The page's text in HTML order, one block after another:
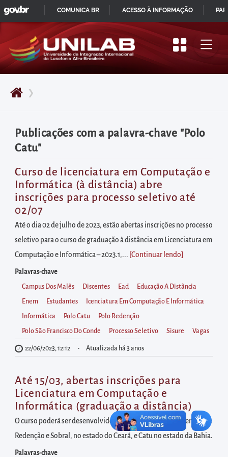
Pular
para
início
do
principal
Acessar
diretamente
o
menu
principal
Acessar
diretamente
à
área
para
realizar
buscas
internas
Acessar
diretamente
informações
postas
no
rodapé
❯
Publicações com a palavra-chave "Polo
Catu"
Curso de licenciatura em Computação e
Informática (à distância) abre
inscrições para processo seletivo até
02/07
Até o dia 02 de julho de 2023, estão abertas inscrições no processo
seletivo para o curso de graduação à distância em Licenciatura em
Computação e Informática – 2023.1,... [Continuar lendo
Palavras-chave
Campus Dos Malês Discentes Ead Educação A Distância
Enem Estudantes Icenciatura Em Computação E Informática
Informática Polo Catu Polo Redenção
Polo São Francisco Do Conde Processo Seletivo Sisure Vagas
22/06/2023, 12:12 Atualizada há 3 anos
Até 15/03, abertas inscrições para
Licenciatura em Computação e
Informática (graduação a distância)
O curso poderá ser desenvolvido nos Polos de apoio presencial de
Redenção e Sobral, no estado do Ceará, e Catu no estado da Bahia.
Palavras-chave
IR
PARA
CONTEÚDO
GOVBR
COMUNICA BR ACESSO À INFORMAÇÃO